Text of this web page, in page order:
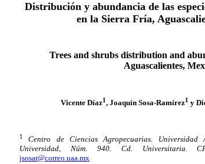
Distribución y abundancia de las
en la Sierra Fría,
Trees and shrubs distribution and
Aguascalientes,
Vicente Díaz1, Joaquín Sosa-Ramírez1 y
1
Centro de Ciencias Agropecuarias. Universidad
Universidad, Núm. 940. Cd. Universitaria.
jsosar@correo.uaa.mx